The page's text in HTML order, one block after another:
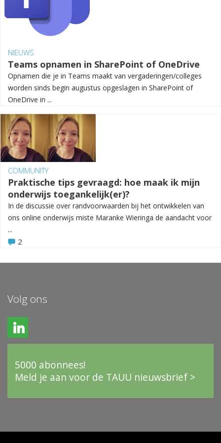
NIEUWS
Teams opnamen in SharePoint of OneDrive
Opnamen die je in Teams maakt van vergaderingen/colleges
worden sinds begin augustus opgeslagen in SharePoint of
OneDrive in ...
COMMUNITY
Praktische tips gevraagd: hoe maak ik mijn
onderwijs toegankelijk(er)?
In de discussie over randvoorwaarden bij het ontwikkelen van
ons online onderwijs miste Maranke Wieringa de aandacht voor
...
2
Volg ons
5000 abonnees!
Meld je aan voor de TAUU nieuwsbrief >